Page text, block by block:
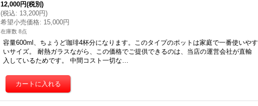
12,000円(税別)
(税込: 13,200円)
希望小売価格: 15,000円
在庫数 8点
容量600ml、ちょうど珈琲4杯分になります。このタイプのポットは家庭で一番使いやす
いサイズ。 耐熱ガラスながら、この価格でご提供できるのは、当店の運営会社が直輸
入しているためです。 中間コスト一切な…